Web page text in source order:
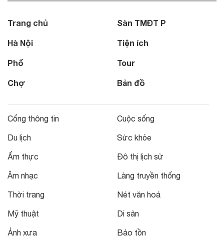
Trang chủ
Hà Nội
Phố
Chợ
Sàn TMĐT P
Tiện ích
Tour
Bản đồ
Cổng thông tin
Du lịch
Ẩm thực
Âm nhạc
Thời trang
Mỹ thuật
Ảnh xưa
Cuộc sống
Sức khỏe
Đô thị lịch sử
Làng truyền thống
Nét văn hoá
Di sản
Bảo tồn